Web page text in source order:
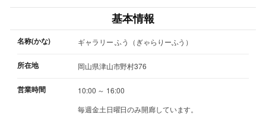
基本情報
名称(かな) ギャラリー ふう（ぎゃらりーふう）
所在地 岡山県津山市野村376
営業時間
10:00 ～ 16:00
毎週金土日曜日のみ開廊しています。